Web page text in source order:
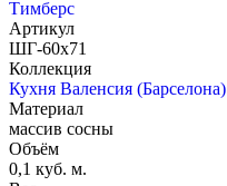
Тимберс
Артикул
ШГ-60х71
Коллекция
Кухня Валенсия (Барселона)
Материал
массив сосны
Объём
0,1 куб. м.